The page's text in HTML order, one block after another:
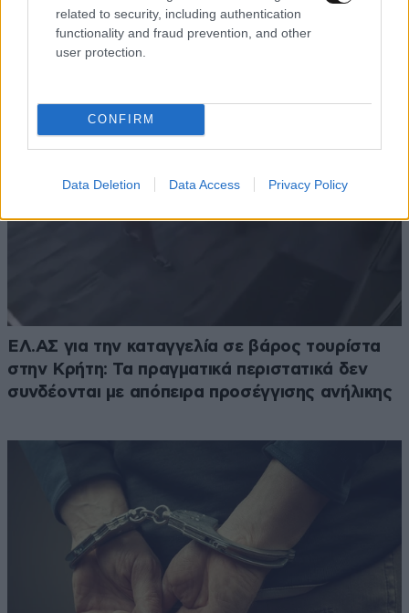
related to security, including authentication
functionality and fraud prevention, and other
user protection.
CONFIRM
Data Deletion Data Access Privacy Policy
που βρέθηκε σε σπηλιά στον Λυκαβηττό – Τα
τραύματά της είναι συμβατά με πτώση
ΕΛ.ΑΣ για την καταγγελία σε βάρος τουρίστα
στην Κρήτη: Τα πραγματικά περιστατικά δεν
συνδέονται με απόπειρα προσέγγισης ανήλικης